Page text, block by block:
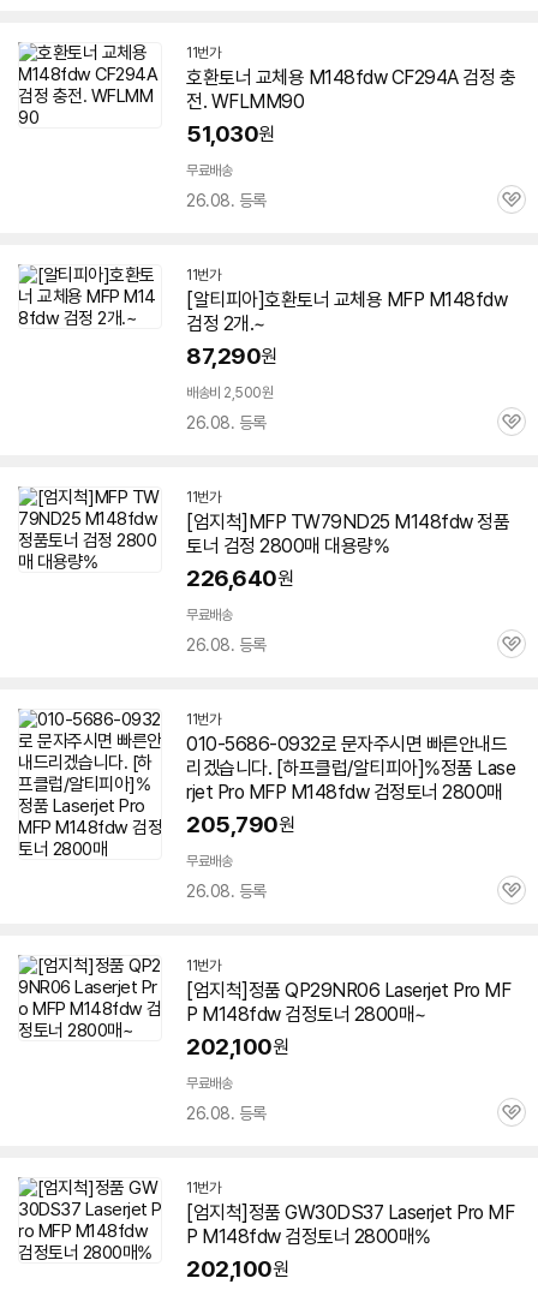
11번가
호환토너 교체용 M148fdw CF294A 검정 충
전. WFLMM90
51,030원
무료배송
26.08. 등록
관
11번가
[알티피아]호환토너 교체용 MFP M148fdw
검정 2개.~
87,290원
배송비 2,500원
26.08. 등록
관
11번가
[엄지척]MFP TW79ND25 M148fdw 정품
토너 검정 2800매 대용량%
226,640원
무료배송
26.08. 등록
관
11번가
010-5686-0932로 문자주시면 빠른안내드
리겠습니다. [하프클럽/알티피아]%정품 Lase
rjet Pro MFP M148fdw 검정토너 2800매
205,790원
무료배송
26.08. 등록
관
11번가
[엄지척]정품 QP29NR06 Laserjet Pro MF
P M148fdw 검정토너 2800매~
202,100원
무료배송
26.08. 등록
관
11번가
[엄지척]정품 GW30DS37 Laserjet Pro MF
P M148fdw 검정토너 2800매%
202,100원